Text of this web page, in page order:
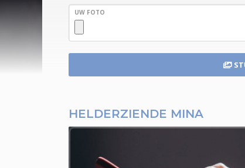
UW FOTO
HELDERZIENDE MINA